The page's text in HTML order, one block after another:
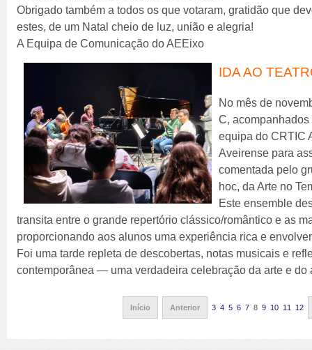
Obrigado também a todos os que votaram, gratidão que
estes, de um Natal cheio de luz, união e alegria!
A Equipa de Comunicação do AEEixo
IDA AO
No mês de
C,
equipa do CRTIC
Aveirense para
comentada pelo
hoc, da Arte no
Este ensemble
transita entre o grande repertório clássico/romântico e as
proporcionando aos alunos uma experiência rica e
Foi uma tarde repleta de descobertas, notas musicais e
contemporânea — uma verdadeira celebração da arte e do
Início Anterior 3 4 5 6 7 8 9 10 11 12